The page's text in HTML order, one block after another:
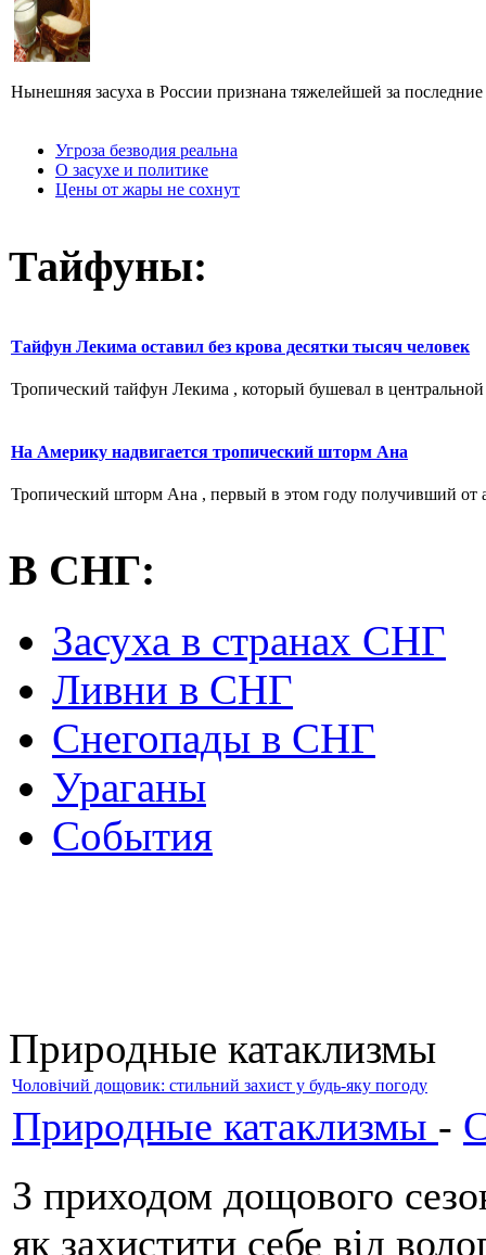
Нынешняя засуха в России признана тяжелейшей за
Угроза безводия реальна
О засухе и политике
Цены от жары не сохнут
Тайфуны:
Тайфун Лекима оставил без крова десятки тысяч человек
Тропический тайфун Лекима , который бушевал в
На Америку надвигается тропический шторм Ана
Тропический шторм Ана , первый в этом году получивший от
В СНГ:
Засуха в странах СНГ
Ливни в СНГ
Снегопады в СНГ
Ураганы
События
Природные катаклизмы
Чоловічий дощовик: стильний захист у будь-яку погоду
Природные катаклизмы -
З приходом дощового
як захистити себе від